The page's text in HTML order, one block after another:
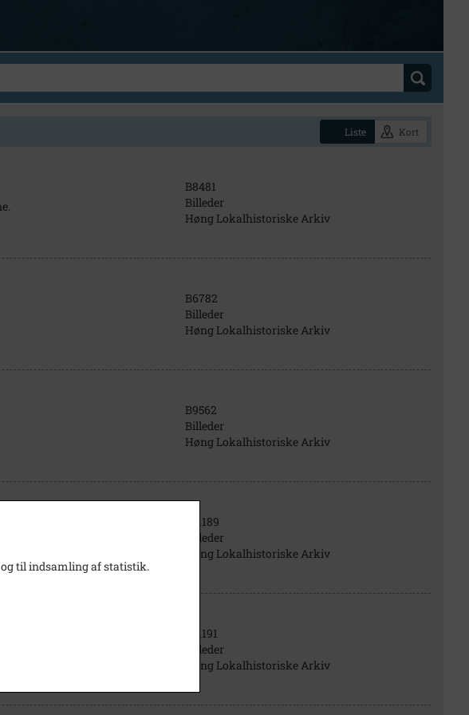
Liste Kort
B8481
Billeder
Høng Lokalhistoriske Arkiv
B6782
Billeder
Høng Lokalhistoriske Arkiv
B9562
Billeder
Høng Lokalhistoriske Arkiv
B11189
Billeder
Høng Lokalhistoriske Arkiv
B11191
Billeder
Høng Lokalhistoriske Arkiv
til indsamling af statistik.